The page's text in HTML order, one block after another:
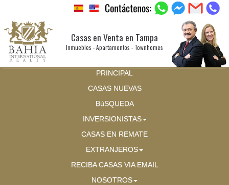
Casas en Venta en Tampa
Inmuebles - Apartamentos - Townhomes
PRINCIPAL
CASAS NUEVAS
BúSQUEDA
INVERSIONISTAS
CASAS EN REMATE
EXTRANJEROS
RECIBA CASAS VIA EMAIL
NOSOTROS